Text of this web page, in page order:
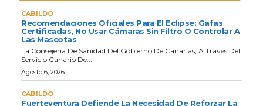
CABILDO
Recomendaciones Oficiales Para El Eclipse: Gafas
Certificadas, No Usar Cámaras Sin Filtro O Controlar A
Las Mascotas
La Consejería De Sanidad Del Gobierno De Canarias, A Través Del
Servicio Canario De...
Agosto 6, 2026
CABILDO
Fuerteventura Defiende La Necesidad De Reforzar La